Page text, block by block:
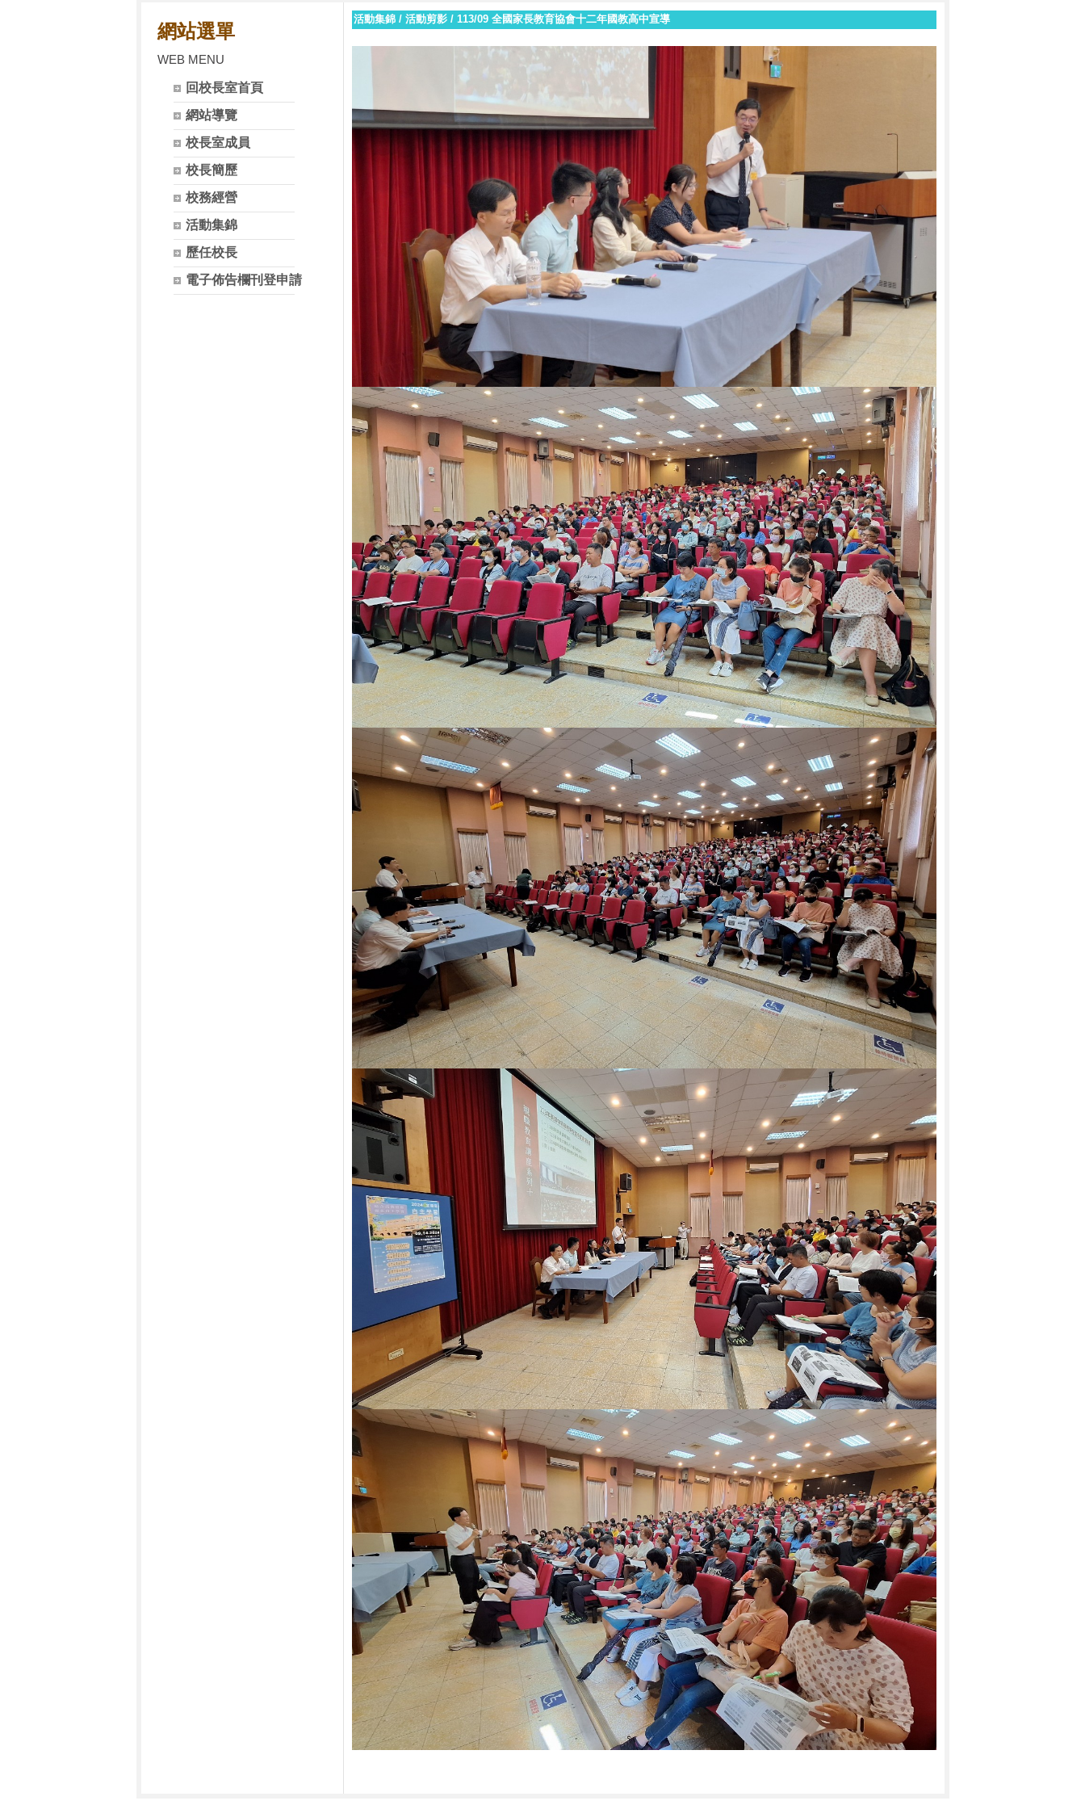
網站選單
WEB MENU
回校長室首頁
網站導覽
校長室成員
校長簡歷
校務經營
活動集錦
歷任校長
電子佈告欄刊登申請
活動集錦/ 活動剪影/ 113/09 全國家長教育協會十二年國教高中宣導